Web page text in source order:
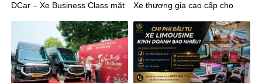
DCar – Xe Business Class mặt
Xe thương gia cao cấp cho